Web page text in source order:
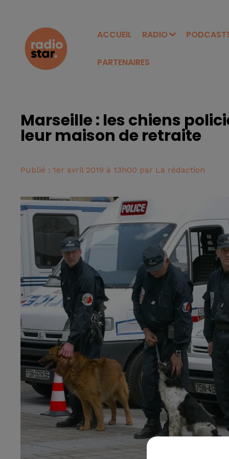
ACCUEIL RADIO
PARTENAIRES
Marseille : les chiens
leur maison de retraite
Publié : 1er avril 2019 à 13h00 par La rédaction